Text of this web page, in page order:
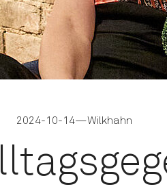
2024-10-14—Wilkhahn